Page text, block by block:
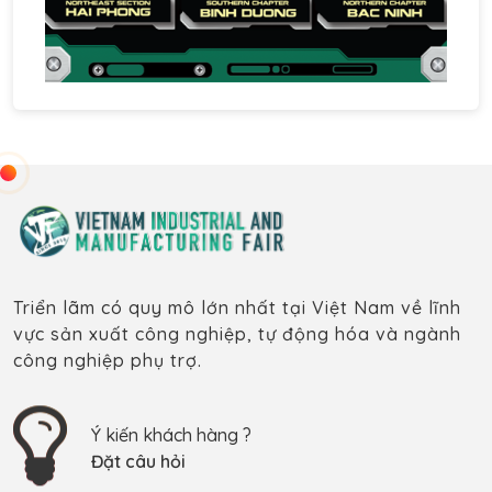
Triển lãm có quy mô lớn nhất tại Việt Nam về lĩnh
vực sản xuất công nghiệp, tự động hóa và ngành
công nghiệp phụ trợ.
Ý kiến khách hàng ?
Đặt câu hỏi